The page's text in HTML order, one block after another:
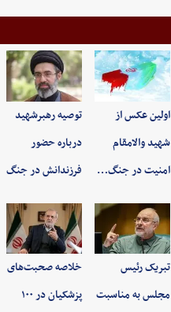
اولین عکس از
شهید والامقام
امنیت در جنگ…
توصیه رهبرشهید
درباره حضور
فرزندانش در جنگ
تبریک رئیس
مجلس به مناسبت
خلاصه صحبت‌های
پزشکیان در ۱۰۰